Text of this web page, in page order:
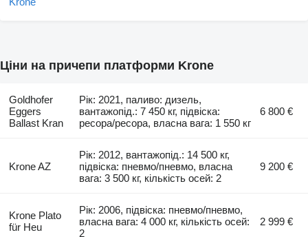
Ціни на причепи платформи Krone
Goldhofer
Eggers
Ballast Kran
Рік: 2021, паливо: дизель,
вантажопід.: 7 450 кг, підвіска:
ресора/ресора, власна вага: 1 550 кг
6 800 €
Krone AZ
Рік: 2012, вантажопід.: 14 500 кг,
підвіска: пневмо/пневмо, власна
вага: 3 500 кг, кількість осей: 2
9 200 €
Krone Plato
für Heu
Рік: 2006, підвіска: пневмо/пневмо,
власна вага: 4 000 кг, кількість осей:
2
2 999 €